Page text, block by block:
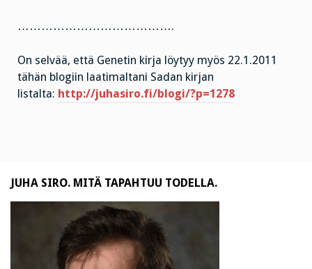
………………………………….
On selvää, että Genetin kirja löytyy myös 22.1.2011
tähän blogiin laatimaltani Sadan kirjan
listalta: http://juhasiro.fi/blogi/?p=1278
JUHA SIRO. MITÄ TAPAHTUU TODELLA.